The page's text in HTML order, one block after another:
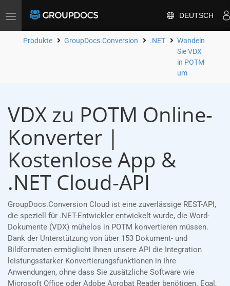
Toggle
DEUTSCH
Produkte GroupDocs.Conversion .NET
Wandeln
Sie VDX
in POTM
um
VDX zu POTM Online-
Konverter |
Kostenlose App &
.NET Cloud-API
GroupDocs.Conversion Cloud ist eine zuverlässige REST-API,
die speziell für .NET-Entwickler entwickelt wurde, die Word-
Dokumente (VDX) mühelos in POTM konvertieren müssen.
Dank der Unterstützung von über 153 Dokument- und
Bildformaten ermöglicht Ihnen unsere API die Integration
leistungsstarker Konvertierungsfunktionen in Ihre
Anwendungen, ohne dass Sie zusätzliche Software wie
Microsoft Office oder Adobe Acrobat Reader benötigen. Egal,